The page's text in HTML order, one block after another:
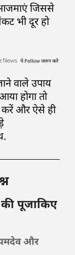
जिससे
भी दूर हो
वाले उपाय
होगा तो
करें और ऐसे ही
पूजाकिए
यमदेव और